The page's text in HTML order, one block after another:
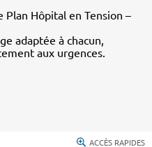
Plan Hôpital en Tension –
adaptée à chacun,
aux urgences.
ACCÈS RAPIDES